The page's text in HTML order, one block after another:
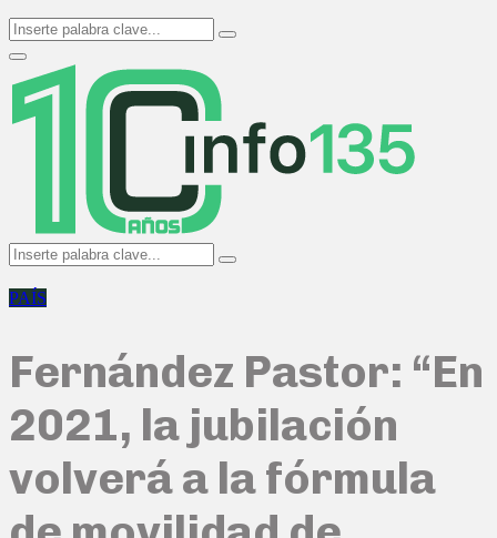
Search
for:
Search
Primary
Menu
Search
for:
Search
PAÍS
Fernández Pastor: “En
2021, la jubilación
volverá a la fórmula